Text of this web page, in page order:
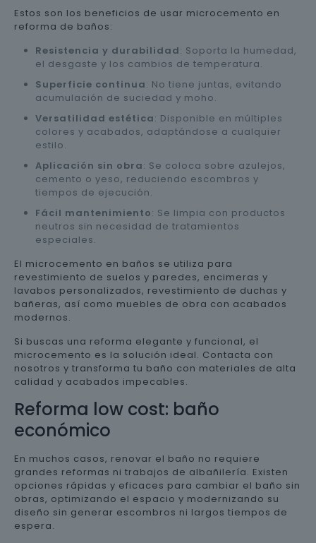
Estos son los beneficios de usar microcemento en
reforma de baños:
Resistencia y durabilidad: Soporta la humedad,
el desgaste y los cambios de temperatura.
Superficie continua: No tiene juntas, evitando
acumulación de suciedad y moho.
Versatilidad estética: Disponible en múltiples
colores y acabados, adaptándose a cualquier
estilo.
Aplicación sin obra: Se coloca sobre azulejos,
cemento o yeso, reduciendo escombros y
tiempos de ejecución.
Fácil mantenimiento: Se limpia con productos
neutros sin necesidad de tratamientos
especiales.
El microcemento en baños se utiliza para
revestimiento de suelos y paredes, encimeras y
lavabos personalizados, revestimiento de duchas y
bañeras, así como muebles de obra con acabados
modernos.
Si buscas una reforma elegante y funcional, el
microcemento es la solución ideal. Contacta con
nosotros y transforma tu baño con materiales de alta
calidad y acabados impecables.
Reforma low cost: baño
económico
En muchos casos, renovar el baño no requiere
grandes reformas ni trabajos de albañilería. Existen
opciones rápidas y eficaces para cambiar el baño sin
obras, optimizando el espacio y modernizando su
diseño sin generar escombros ni largos tiempos de
espera.